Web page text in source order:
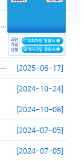
예수교대한하나님의성회 제75차 정기총회에서 정동수 목사를 이단으로 결의... [2026-05-29]
[2026-05-23]
교단 제74차 정기총회 ‘하나님의 온전하신 뜻을 분별하자’ [2025-06-17]
[2024-10-24]
[2024-10-08]
[2024-07-05]
[2024-07-05]